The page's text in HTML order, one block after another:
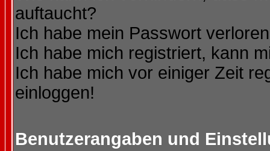
auftaucht?
Ich habe mein Passwort
Ich habe mich registriert, kann
Ich habe mich vor einiger Zeit
einloggen!
Benutzerangaben und